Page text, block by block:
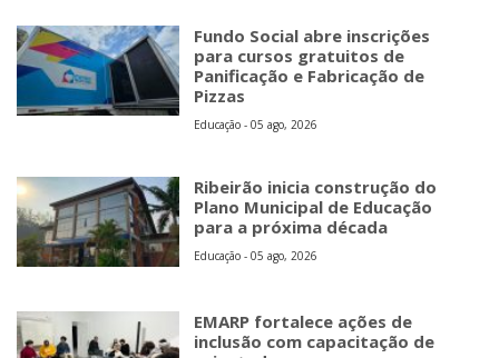
Fundo Social abre inscrições
para cursos gratuitos de
Panificação e Fabricação de
Pizzas
Educação - 05 ago, 2026
Ribeirão inicia construção do
Plano Municipal de Educação
para a próxima década
Educação - 05 ago, 2026
EMARP fortalece ações de
inclusão com capacitação de